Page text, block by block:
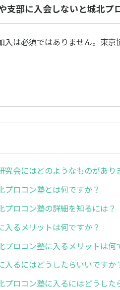
支部に入会しないと城北プ
は必須ではありません。東京
究会にはどのようなものがあり
プロコン塾とは何ですか？
プロコン塾の詳細を知るには？
入るメリットは何ですか？
プロコン塾に入るメリットは何
入るにはどうしたらいいですか
プロコン塾に入るにはどうした